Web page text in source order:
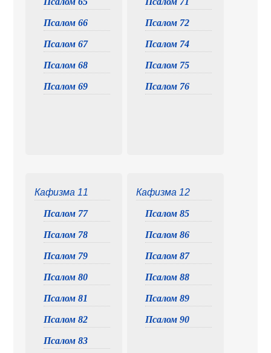
Псалом 66
Псалом 67
Псалом 68
Псалом 69
Псалом 72
Псалом 74
Псалом 75
Псалом 76
Кафизма 11
Псалом 77
Псалом 78
Псалом 79
Псалом 80
Псалом 81
Псалом 82
Псалом 83
Кафизма 12
Псалом 85
Псалом 86
Псалом 87
Псалом 88
Псалом 89
Псалом 90